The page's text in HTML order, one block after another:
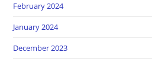
February 2024
January 2024
December 2023